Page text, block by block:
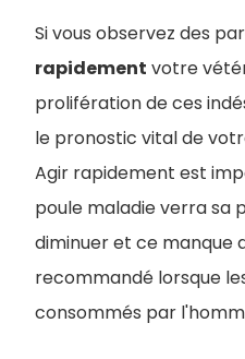
Si vous observez des
rapidement votre
prolifération de ces
le pronostic vital de
Agir rapidement est
poule maladie verra sa
diminuer et ce manque
recommandé lorsque
consommés par